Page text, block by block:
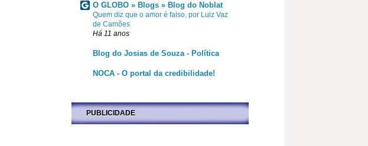
O GLOBO » Blogs » Blog do Noblat
Quem diz que o amor é falso, por Luiz Vaz
de Camões
Há 11 anos
Blog do Josias de Souza - Política
NOCA - O portal da credibilidade!
PUBLICIDADE